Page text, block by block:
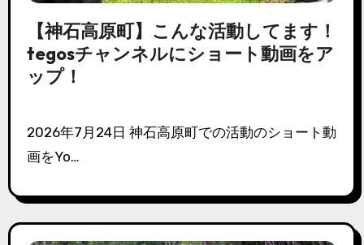
【神石高原町】こんな活動してます！
tegosチャンネルにショート動画をア
ップ！
2026年7月24日 神石高原町での活動のショート動
画をYo…